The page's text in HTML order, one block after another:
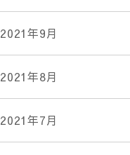
2021年9月
2021年8月
2021年7月